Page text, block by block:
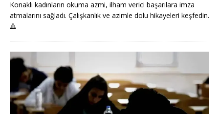
Konaklı kadınların okuma azmi, ilham verici başarılara imza
atmalarını sağladı. Çalışkanlık ve azimle dolu hikayeleri keşfedin.
🔺